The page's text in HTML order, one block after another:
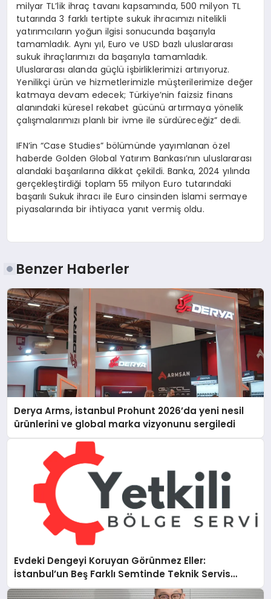
milyar TL’lik ihraç tavanı kapsamında, 500 milyon TL
tutarında 3 farklı tertipte sukuk ihracımızı nitelikli
yatırımcıların yoğun ilgisi sonucunda başarıyla
tamamladık. Aynı yıl, Euro ve USD bazlı uluslararası
sukuk ihraçlarımızı da başarıyla tamamladık.
Uluslararası alanda güçlü işbirliklerimizi artırıyoruz.
Yenilikçi ürün ve hizmetlerimizle müşterilerimize değer
katmaya devam edecek; Türkiye’nin faizsiz finans
alanındaki küresel rekabet gücünü artırmaya yönelik
çalışmalarımızı planlı bir ivme ile sürdüreceğiz” dedi.
IFN’in “Case Studies” bölümünde yayımlanan özel
haberde Golden Global Yatırım Bankası’nın uluslararası
alandaki başarılarına dikkat çekildi. Banka, 2024 yılında
gerçekleştirdiği toplam 55 milyon Euro tutarındaki
başarılı Sukuk ihracı ile Euro cinsinden İslami sermaye
piyasalarında bir ihtiyaca yanıt vermiş oldu.
Benzer Haberler
Derya Arms, İstanbul Prohunt 2026’da yeni nesil
ürünlerini ve global marka vizyonunu sergiledi
Evdeki Dengeyi Koruyan Görünmez Eller:
İstanbul’un Beş Farklı Semtinde Teknik Servis
Gerçeği